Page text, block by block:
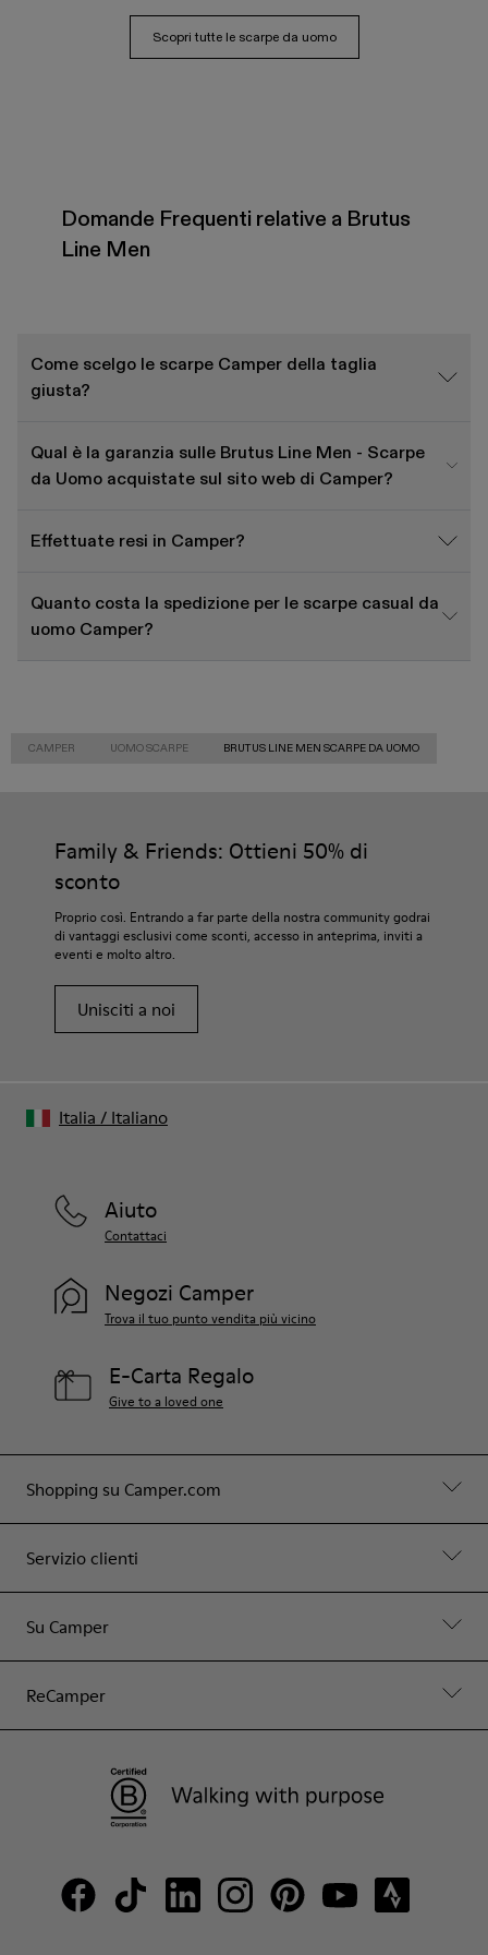
Scopri tutte le scarpe da uomo
Domande Frequenti relative a Brutus
Line Men
Come scelgo le scarpe Camper della taglia
giusta?
Qual è la garanzia sulle Brutus Line Men - Scarpe
da Uomo acquistate sul sito web di Camper?
Effettuate resi in Camper?
Quanto costa la spedizione per le scarpe casual da
uomo Camper?
CAMPER UOMO SCARPE BRUTUS LINE MEN SCARPE DA UOMO
Family & Friends: Ottieni 50% di
sconto
Proprio così. Entrando a far parte della nostra community godrai
di vantaggi esclusivi come sconti, accesso in anteprima, inviti a
eventi e molto altro.
Unisciti a noi
Shopping su Camper.com
Servizio clienti
Su Camper
ReCamper
Aiuto
Contattaci
Negozi Camper
Trova il tuo punto vendita più vicino
E-Carta Regalo
Give to a loved one
Italia / Italiano